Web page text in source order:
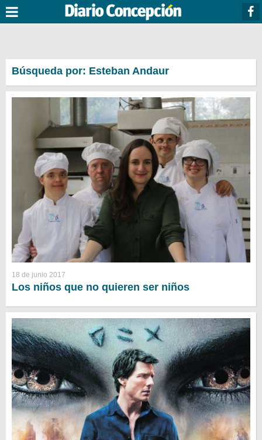
Búsqueda por: Esteban Andaur
18 de junio 2017
Los niños que no quieren ser niños